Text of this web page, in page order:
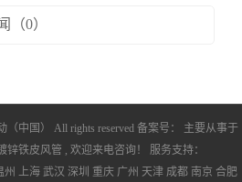
（0）
中国） All rights reserved 备案号： 主要从事于
锌铁皮风管 , 欢迎来电咨询！ 服务支持：
州 上海 武汉 深圳 重庆 广州 天津 成都 南京 合肥